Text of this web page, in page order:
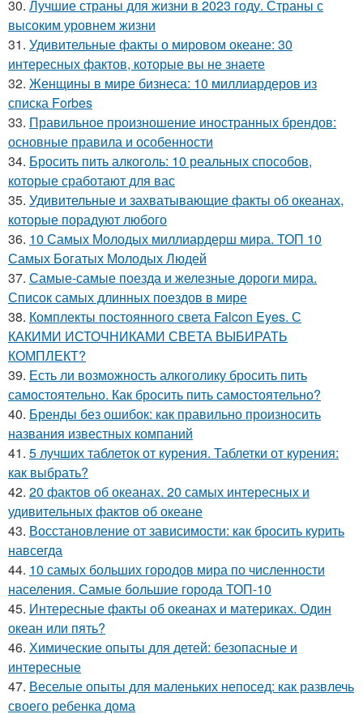
30. Лучшие страны для жизни в 2023 году. Страны с
высоким уровнем жизни
31. Удивительные факты о мировом океане: 30
интересных фактов, которые вы не знаете
32. Женщины в мире бизнеса: 10 миллиардеров из
списка Forbes
33. Правильное произношение иностранных брендов:
основные правила и особенности
34. Бросить пить алкоголь: 10 реальных способов,
которые сработают для вас
35. Удивительные и захватывающие факты об океанах,
которые порадуют любого
36. 10 Самых Молодых миллиардерш мира. ТОП 10
Самых Богатых Молодых Людей
37. Самые-самые поезда и железные дороги мира.
Список самых длинных поездов в мире
38. Комплекты постоянного света Falcon Eyes. С
КАКИМИ ИСТОЧНИКАМИ СВЕТА ВЫБИРАТЬ
КОМПЛЕКТ?
39. Есть ли возможность алкоголику бросить пить
самостоятельно. Как бросить пить самостоятельно?
40. Бренды без ошибок: как правильно произносить
названия известных компаний
41. 5 лучших таблеток от курения. Таблетки от курения:
как выбрать?
42. 20 фактов об океанах. 20 самых интересных и
удивительных фактов об океане
43. Восстановление от зависимости: как бросить курить
навсегда
44. 10 самых больших городов мира по численности
населения. Самые большие города ТОП-10
45. Интересные факты об океанах и материках. Один
океан или пять?
46. Химические опыты для детей: безопасные и
интересные
47. Веселые опыты для маленьких непосед: как развлечь
своего ребенка дома